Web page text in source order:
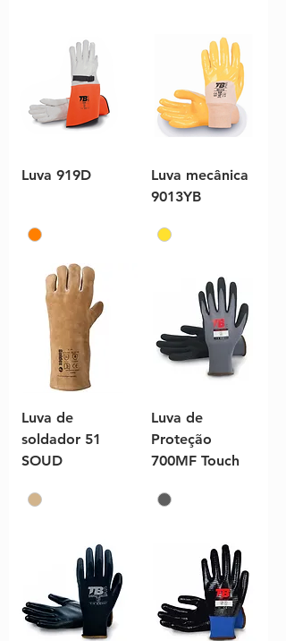
Luva 919D
Luva mecânica
9013YB
Luva de
soldador 51
SOUD
Luva de
Proteção
700MF Touch